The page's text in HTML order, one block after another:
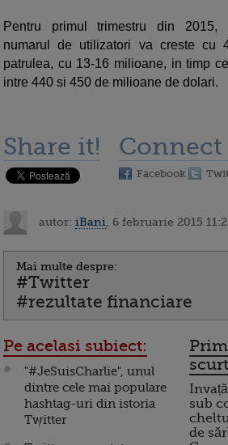
Pentru primul trimestru din 2015,
numarul de utilizatori va creste cu
patrulea, cu 13-16 milioane, in timp
intre 440 si 450 de milioane de dolari.
Share it! Connect
Facebook
autor: iBani , 6 februarie 2015
Mai multe despre:
#Twitter
#rezultate financiare
Pe acelasi subiect:
"#JeSuisCharlie", unul
dintre cele mai populare
hashtag-uri din istoria
Twitter
sub
de